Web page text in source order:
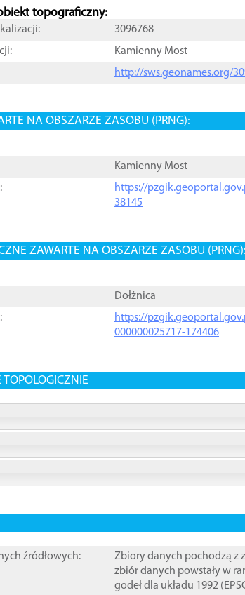
topograficzny:
3096768
Kamienny Most
http://sws.geonames.org/
NA OBSZARZE ZASOBU (PRNG):
Kamienny Most
https://
38145
ZAWARTE NA OBSZARZE ZASOBU (PRNG):
Dołżnica
https://
000000025717-174406
źródłowych:
Zbiory danych pochodzą z
zbiór danych powstały w
godeł dla układu 1992